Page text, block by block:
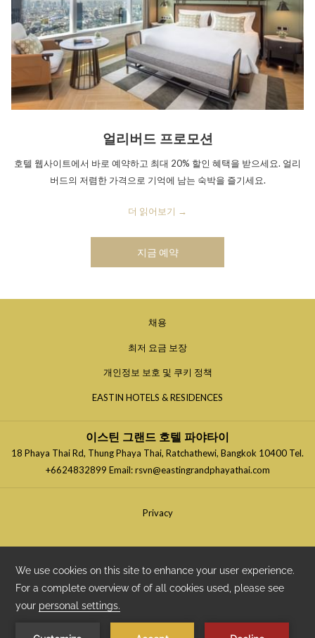
얼리버드 프로모션
호텔 웹사이트에서 바로 예약하고 최대 20% 할인 혜택을 받으세요. 얼리
버드의 저렴한 가격으로 기억에 남는 숙박을 즐기세요.
더 읽어보기
지금 예약
채용
기
최저 요금 보장창
기
개인정보 보호 및 쿠키 정책
EASTIN HOTELS & RESIDENCES
기
이스틴 그랜드 호텔 파야타이
18 Phaya Thai Rd, Thung Phaya Thai, Ratchathewi, Bangkok 10400 Tel.
+6624832899 Email: rsvn@eastingrandphayathai.com
Privacy
WV BKK446 | Apollo/Galileo WVH4915 | Sabre WV601407
WorldSpan WVBKK46| ODD WV 115446